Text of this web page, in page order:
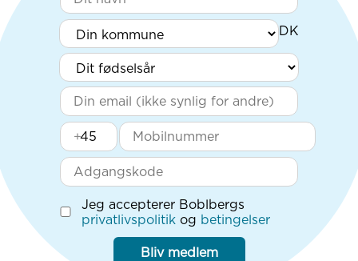
+
Jeg accepterer Boblbergs
privatlivspolitik og betingelser
Bliv medlem